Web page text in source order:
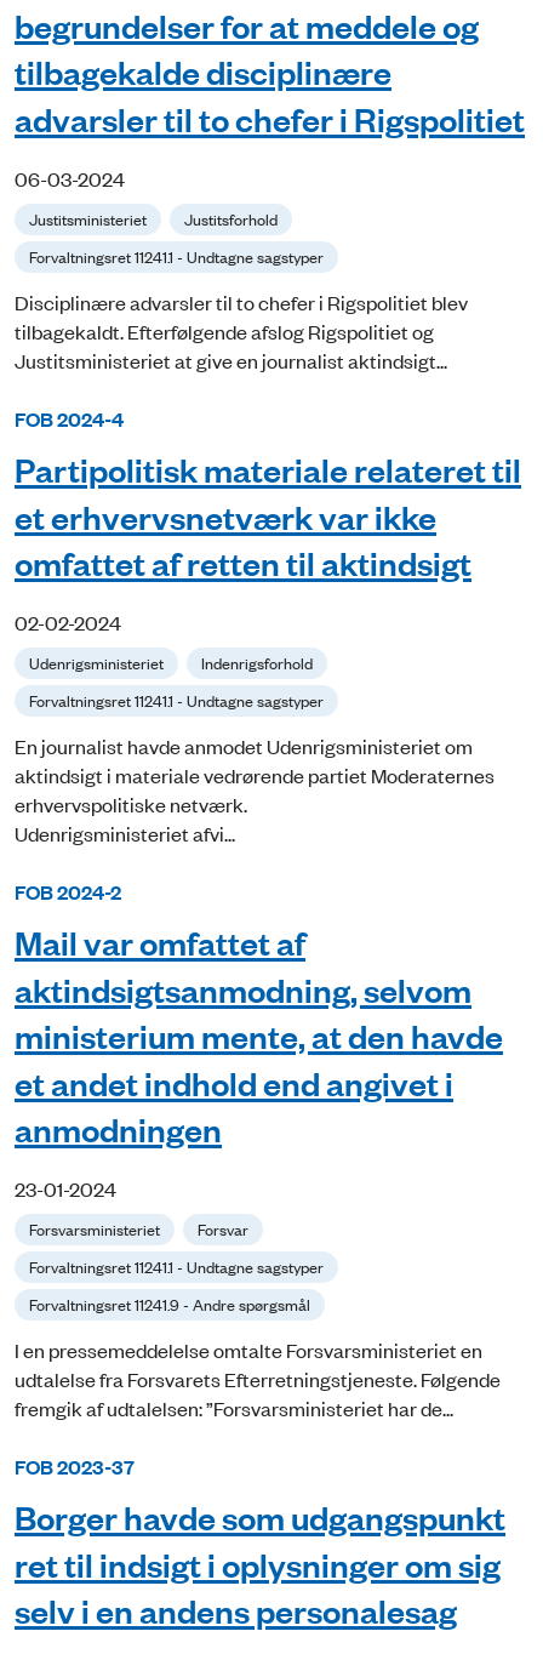
begrundelser for at meddele og
tilbagekalde disciplinære
advarsler til to chefer i Rigspolitiet
06-03-2024
Justitsministeriet
Justitsforhold
Forvaltningsret 11241.1 - Undtagne sagstyper
Disciplinære advarsler til to chefer i Rigspolitiet blev
tilbagekaldt. Efterfølgende afslog Rigspolitiet og
Justitsministeriet at give en journalist aktindsigt...
FOB 2024-4
Partipolitisk materiale relateret til
et erhvervsnetværk var ikke
omfattet af retten til aktindsigt
02-02-2024
Udenrigsministeriet
Indenrigsforhold
Forvaltningsret 11241.1 - Undtagne sagstyper
En journalist havde anmodet Udenrigsministeriet om
aktindsigt i materiale vedrørende partiet Moderaternes
erhvervspolitiske netværk.
Udenrigsministeriet afvi...
FOB 2024-2
Mail var omfattet af
aktindsigtsanmodning, selvom
ministerium mente, at den havde
et andet indhold end angivet i
anmodningen
23-01-2024
Forsvarsministeriet
Forsvar
Forvaltningsret 11241.1 - Undtagne sagstyper
Forvaltningsret 11241.9 - Andre spørgsmål
I en pressemeddelelse omtalte Forsvarsministeriet en
udtalelse fra Forsvarets Efterretningstjeneste. Følgende
fremgik af udtalelsen: ”Forsvarsministeriet har de...
FOB 2023-37
Borger havde som udgangspunkt
ret til indsigt i oplysninger om sig
selv i en andens personalesag